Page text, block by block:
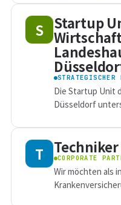
S Startup
STRATEGISCHER
Die Startup Unit
Düsseldorf
und Beitrag zur
T CORPORATE
Wir möchten als